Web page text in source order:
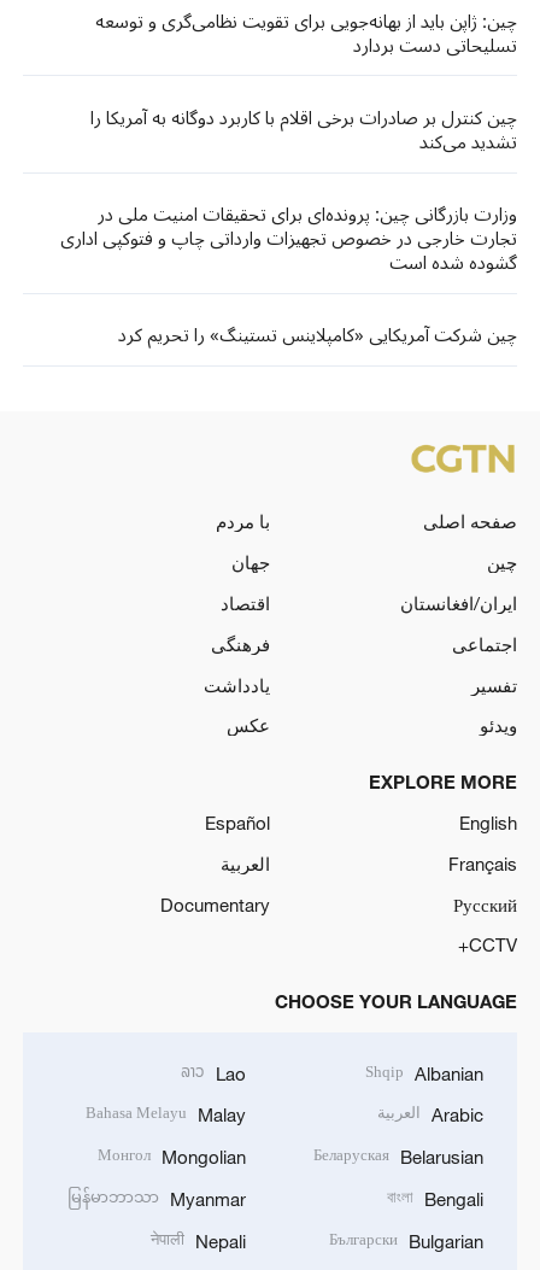
چین: ژاپن باید از بهانه‌جویی برای تقویت نظامی‌گری و توسعه
تسلیحاتی دست بردارد
چین کنترل بر صادرات برخی اقلام با کاربرد دوگانه به آمریکا را
تشدید می‌کند
وزارت بازرگانی چین: پرونده‌ای برای تحقیقات امنیت ملی در
تجارت خارجی در خصوص تجهیزات وارداتی چاپ و فتوکپی اداری
گشوده شده است
چین شرکت آمریکایی «کامپلاینس تستینگ» را تحریم کرد
صفحه اصلی
با مردم
چین
جهان
ایران/افغانستان
اقتصاد
اجتماعی
فرهنگی
تفسیر
یادداشت
ویدئو
عکس
EXPLORE MORE
English
Español
Français
العربية
Русский
Documentary
CCTV+
CHOOSE YOUR LANGUAGE
Albanian
Shqip
Arabic العربية
Belarusian
Беларуская
Bengali
বাংলা
Bulgarian
Български
Lao
ລາວ
Malay
Bahasa Melayu
Mongolian
Монгол
Myanmar
မြန်မာဘာသာ
Nepali
नेपाली